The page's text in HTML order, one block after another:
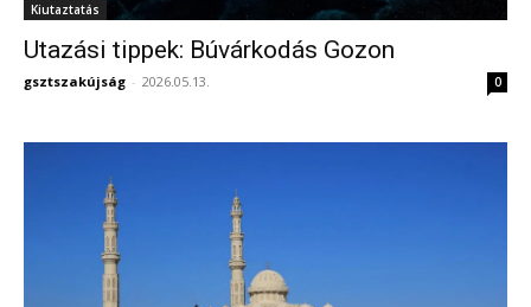
Kiutaztatás
Utazási tippek: Búvárkodás Gozon
gsztszakújság - 2026.05.13. 0